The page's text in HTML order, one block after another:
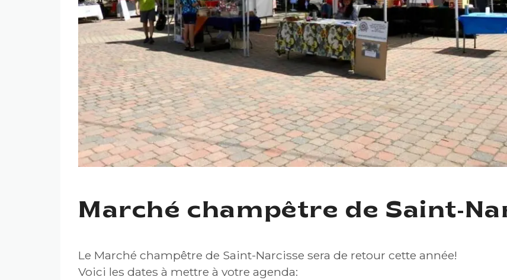
Marché champêtre de Saint-
Le Marché champêtre de Saint-Narcisse sera de retour cette année!
Voici les dates à mettre à votre agenda: